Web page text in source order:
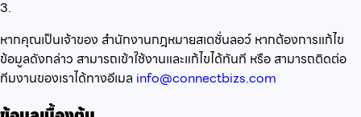
3.
หากคุณเป็นเจ้าของ สำนักงานกฎหมายสเตชั่นลอว์ หากต้องการแก้ไข
ข้อมูลดังกล่าว สามารถเข้าใช้งานและแก้ไขได้ทันที หรือ สามารถติดต่อ
ทีมงานของเราได้ทางอีเมล info@connectbizs.com